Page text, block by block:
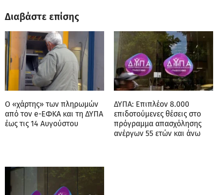
Διαβάστε επίσης
Ο «χάρτης» των πληρωμών
από τον e-ΕΦΚΑ και τη ΔΥΠΑ
έως τις 14 Αυγούστου
ΔΥΠΑ: Επιπλέον 8.000
επιδοτούμενες θέσεις στο
πρόγραμμα απασχόλησης
ανέργων 55 ετών και άνω